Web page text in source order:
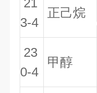
21
3-4
正己烷
23
0-4
甲醇